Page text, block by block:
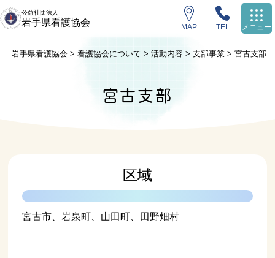
公益社団法人
岩手県看護協会 MAP TEL メニュー
岩手県看護協会 >看護協会について >活動内容 >支部事業 >宮古支部
宮古支部
区域
宮古市、岩泉町、山田町、田野畑村